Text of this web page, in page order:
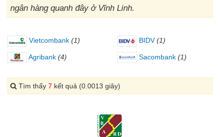
ngân hàng quanh đây ở Vĩnh Linh.
Vietcombank (1) BIDV (1)
Agribank (4) Sacombank (1)
Tìm thấy 7 kết quả (0.0013 giây)